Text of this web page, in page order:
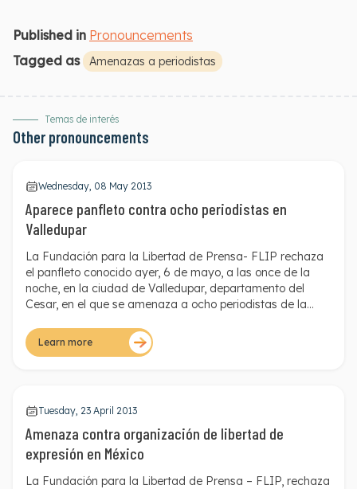
Published in Pronouncements
Tagged as
Amenazas a periodistas
Temas de interés
Other pronouncements
Wednesday, 08 May 2013
Aparece panfleto contra ocho periodistas en
Valledupar
La Fundación para la Libertad de Prensa- FLIP rechaza
el panfleto conocido ayer, 6 de mayo, a las once de la
noche, en la ciudad de Valledupar, departamento del
Cesar, en el que se amenaza a ocho periodistas de la
de este momento los siguientes periodistas (sapos), son
declarados objetivos militar y tienen 24 horas para salir
Learn more
Tuesday, 23 April 2013
Amenaza contra organización de libertad de
expresión en México
La Fundación para la Libertad de Prensa – FLIP, rechaza